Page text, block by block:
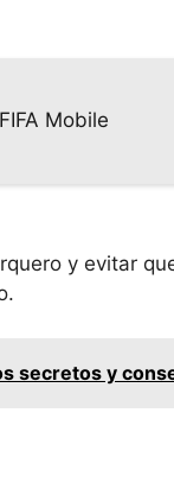
Mobile
y evitar
secretos y